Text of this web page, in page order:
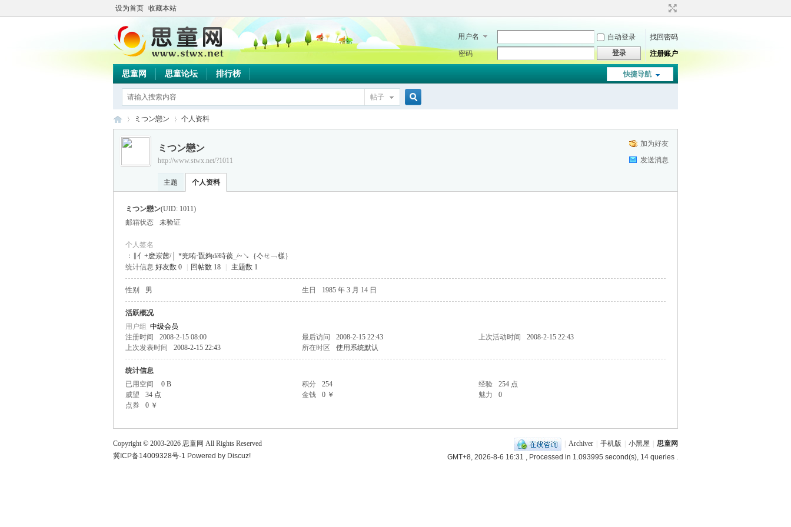
设为首页 收藏本站
用户名 自动登录
找回密码
密码
登录 注册账户
快捷导航
思童网 思童论坛 排行榜
帖子
›
ミつン戀ン 个人资料
加为好友
发送消息
ミつン戀ン
http://www.stwx.net/?1011
主题 个人资料
ミつン戀ン(UID: 1011)
邮箱状态
未验证
个人签名
：∥亻+麽岽茜/│ *兜哊·翫夠dē時葔_/~↘｛亽ㄝ﹁樣｝
统计信息 好友数 0 回帖数 18 主题数 1
性别 男 生日 1985 年 3 月 14 日
活跃概况
用户组 中级会员
注册时间
2008-2-15 08:00 最后访问 2008-2-15 22:43 上次活动时间
2008-2-15 22:43
上次发表时间
2008-2-15 22:43 所在时区 使用系统默认
统计信息
已用空间
0 B 积分 254 经验
254 点
威望
34 点 金钱 0 ￥ 魅力
0
点券
0 ￥
Archiver 手机版 小黑屋
思童网
GMT+8, 2026-8-6 16:31 , Processed in 1.093995 second(s), 14 queries .
Copyright © 2003-2026 思童网 All Rights Reserved
冀ICP备14009328号-1 Powered by Discuz!